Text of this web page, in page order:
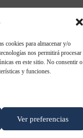
cookies para almacenar y/o
nos permitirá procesar
en este sitio. No consentir o
y funciones.
Ver preferencias